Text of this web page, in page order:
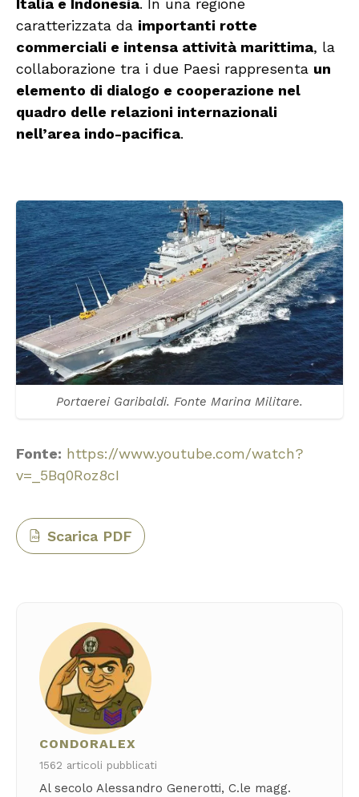
Italia e Indonesia. In una regione
caratterizzata da importanti rotte
commerciali e intensa attività marittima, la
collaborazione tra i due Paesi rappresenta un
elemento di dialogo e cooperazione nel
quadro delle relazioni internazionali
nell’area indo-pacifica.
Portaerei Garibaldi. Fonte Marina Militare.
Fonte: https://www.youtube.com/watch?
v=_5Bq0Roz8cI
PDF Scarica PDF
CONDORALEX
1562 articoli pubblicati
Al secolo Alessandro Generotti, C.le magg.